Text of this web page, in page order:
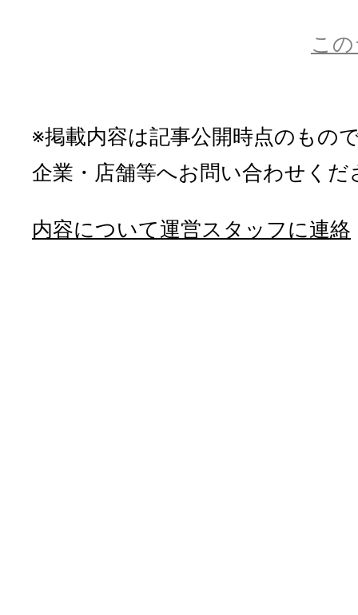
こ
※掲載内容は記事公開時点のもの
企業・店舗等へお問い合わせくだ
内容について運営スタッフに連絡